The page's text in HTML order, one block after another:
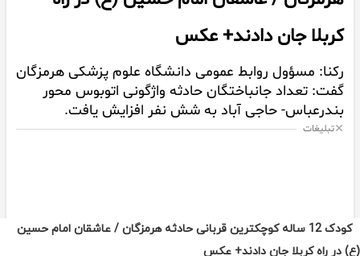
کودک 12 ساله کوچکترین قربانی حادثه هرمزگان / عاشقان امام حسین
(ع) در راه کربلا جان دادند+ عکس